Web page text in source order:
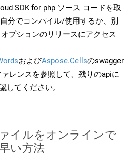
SDK for php ソース コードを取
分でコンパイル/使用するか、別
プションのリリースにアクセス
およびAspose.Cellsのswagger
レンスを参照して、残りのapiに
してください。
イルをオンラインで
い方法